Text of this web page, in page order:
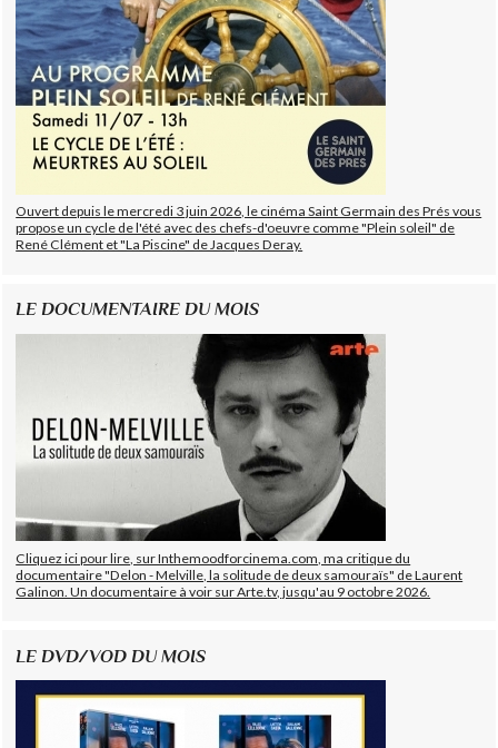
Ouvert depuis le mercredi 3 juin 2026, le cinéma Saint Germain des Prés vous
propose un cycle de l'été avec des chefs-d'oeuvre comme "Plein soleil" de
René Clément et "La Piscine" de Jacques Deray.
LE DOCUMENTAIRE DU MOIS
Cliquez ici pour lire, sur Inthemoodforcinema.com, ma critique du
documentaire "Delon - Melville, la solitude de deux samouraïs" de Laurent
Galinon. Un documentaire à voir sur Arte.tv, jusqu'au 9 octobre 2026.
LE DVD/VOD DU MOIS